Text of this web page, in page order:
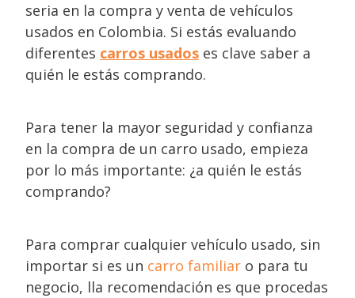
seria en la compra y venta de vehículos
usados en Colombia. Si estás evaluando
diferentes carros usados es clave saber a
quién le estás comprando.
Para tener la mayor seguridad y confianza
en la compra de un carro usado, empieza
por lo más importante: ¿a quién le estás
comprando?
Para comprar cualquier vehículo usado, sin
importar si es un carro familiar o para tu
negocio, lla recomendación es que procedas